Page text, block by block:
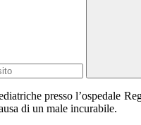
presso l’ospedale
di un male incurabile.